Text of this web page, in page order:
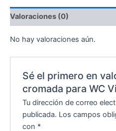
Valoraciones (0)
No hay valoraciones aún.
Sé el primero en
cromada para WC
Tu dirección de correo
publicada. Los campos
con *